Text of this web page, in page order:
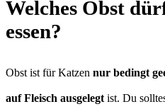
Welches Obst
essen?
Obst ist für Katzen nur bedingt
auf Fleisch ausgelegt ist. Du